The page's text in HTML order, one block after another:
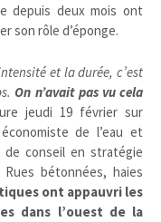
depuis deux mois ont
son rôle d’éponge.
et la durée, c’est
On n’avait pas vu cela
jeudi 19 février sur
de l’eau et
de conseil en stratégie
bétonnées, haies
ont appauvri les
dans l’ouest de la